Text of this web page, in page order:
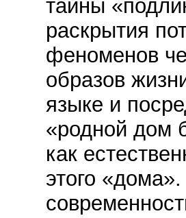
тайны
раскрытия
феноменов
образов
языке и
«родной дом
как
этого